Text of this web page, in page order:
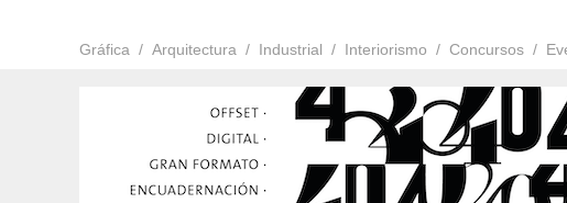
Gráfica Arquitectura Industrial Interiorismo Concursos